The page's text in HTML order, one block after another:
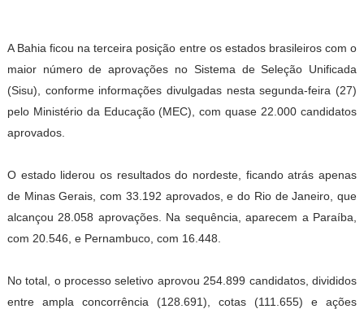
A Bahia ficou na terceira posição entre os estados brasileiros com o
maior número de aprovações no Sistema de Seleção Unificada
(Sisu), conforme informações divulgadas nesta segunda-feira (27)
pelo Ministério da Educação (MEC), com quase 22.000 candidatos
aprovados.
O estado liderou os resultados do nordeste, ficando atrás apenas
de Minas Gerais, com 33.192 aprovados, e do Rio de Janeiro, que
alcançou 28.058 aprovações. Na sequência, aparecem a Paraíba,
com 20.546, e Pernambuco, com 16.448.
No total, o processo seletivo aprovou 254.899 candidatos, divididos
entre ampla concorrência (128.691), cotas (111.655) e ações